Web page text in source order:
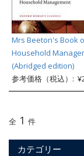
Mrs Beeton's Book
Household
(Abridged edition)
参考価格（税込）:
全 1 件
カテゴリー